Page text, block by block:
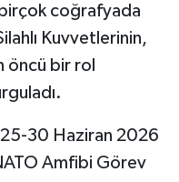
coğrafyada
Kuvvetlerinin,
öncü bir rol
30 Haziran 2026
Amfibi Görev